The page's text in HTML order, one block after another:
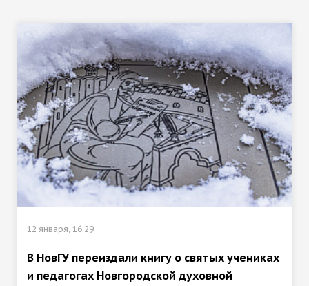
12 января, 16:29
В НовГУ переиздали книгу о святых учениках
и педагогах Новгородской духовной